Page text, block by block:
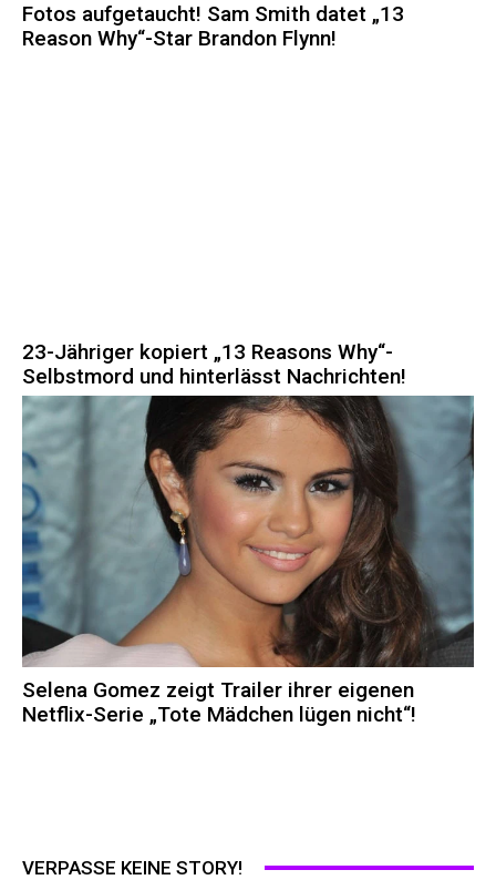
Fotos aufgetaucht! Sam Smith datet „13
Reason Why“-Star Brandon Flynn!
23-Jähriger kopiert „13 Reasons Why“-
Selbstmord und hinterlässt Nachrichten!
Selena Gomez zeigt Trailer ihrer eigenen
Netflix-Serie „Tote Mädchen lügen nicht“!
VERPASSE KEINE STORY!